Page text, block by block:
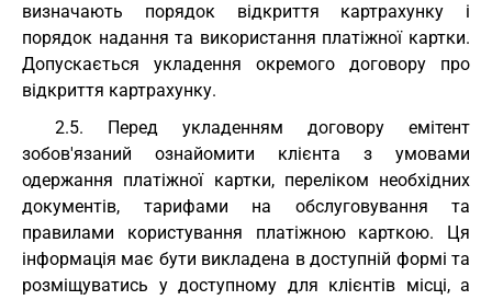
визначають порядок відкриття картрахунку і
порядок надання та використання платіжної картки.
Допускається укладення окремого договору про
відкриття картрахунку.
2.5. Перед укладенням договору емітент
зобов'язаний ознайомити клієнта з умовами
одержання платіжної картки, переліком необхідних
документів, тарифами на обслуговування та
правилами користування платіжною карткою. Ця
інформація має бути викладена в доступній формі та
розміщуватись у доступному для клієнтів місці, а